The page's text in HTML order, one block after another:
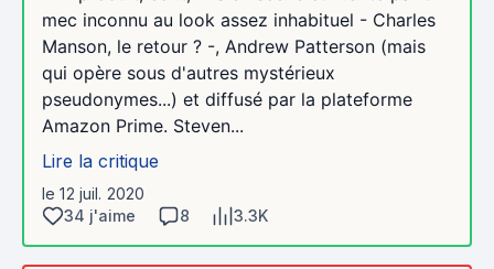
mec inconnu au look assez inhabituel - Charles
Manson, le retour ? -, Andrew Patterson (mais
qui opère sous d'autres mystérieux
pseudonymes...) et diffusé par la plateforme
Amazon Prime. Steven...
Lire la critique
le 12 juil. 2020
34 j'aime
8 3.3K